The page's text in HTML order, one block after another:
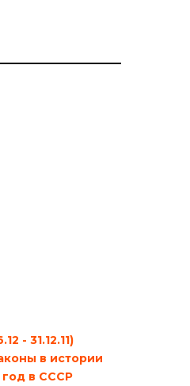
- 31.12.11)
в истории
год в СССР